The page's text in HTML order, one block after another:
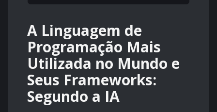
A Linguagem de
Programação Mais
Utilizada no Mundo e
Seus Frameworks:
Segundo a IA